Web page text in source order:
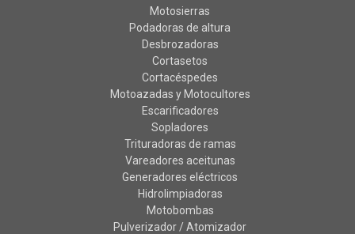
Motosierras
Podadoras de altura
Desbrozadoras
Cortasetos
Cortacéspedes
Motoazadas y Motocultores
Escarificadores
Sopladores
Trituradoras de ramas
Vareadores aceitunas
Generadores eléctricos
Hidrolimpiadoras
Motobombas
Pulverizador / Atomizador